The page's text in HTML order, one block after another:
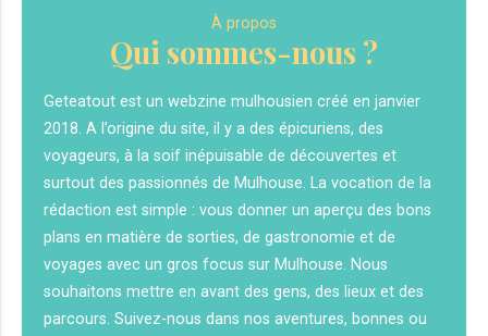
À propos
Qui sommes-nous ?
Geteatout est un webzine mulhousien créé en janvier
2018. A l’origine du site, il y a des épicuriens, des
voyageurs, à la soif inépuisable de découvertes et
surtout des passionnés de Mulhouse. La vocation de la
rédaction est simple : vous donner un aperçu des bons
plans en matière de sorties, de gastronomie et de
voyages avec un gros focus sur Mulhouse. Nous
souhaitons mettre en avant des gens, des lieux et des
parcours. Suivez-nous dans nos aventures, bonnes ou